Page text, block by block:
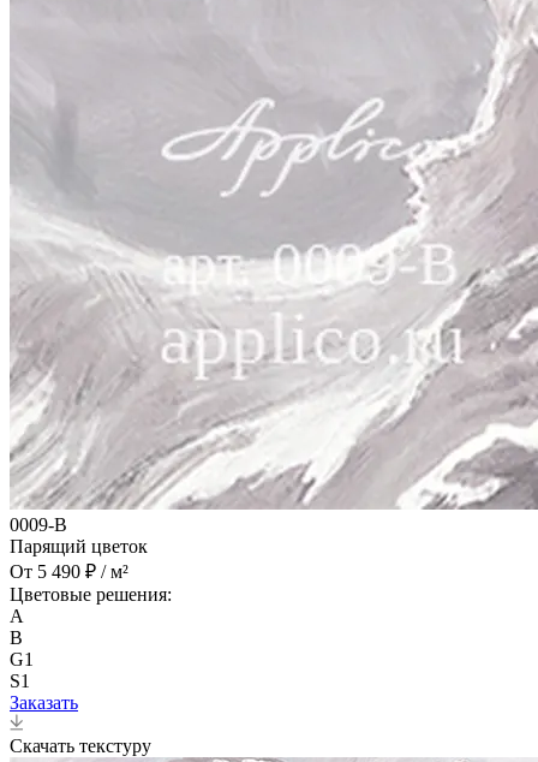
0009-B
Парящий цветок
От 5 490 ₽ / м²
Цветовые решения:
A
B
G1
S1
Заказать
Скачать текстуру